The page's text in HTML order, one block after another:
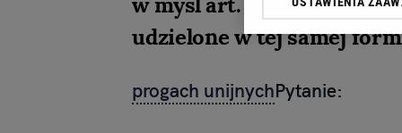
udzielone w tej samej
progach unijnychPytanie:
przetwarzania danych
dokładnych danych
Przechowywanie